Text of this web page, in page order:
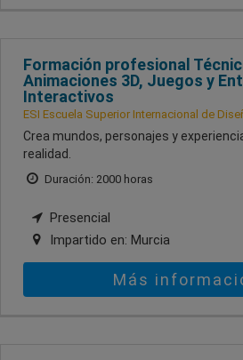
Formación profesional
Animaciones 3D, Juegos y
Interactivos
ESI Escuela Superior Internacional de
Crea mundos, personajes y
realidad.
Duración: 2000 horas
Presencial
Impartido en: Murcia
Más